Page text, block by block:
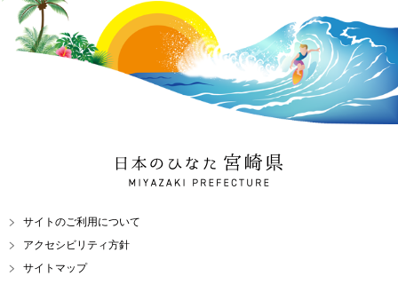
日本のひなた 宮崎県
MIYAZAKI PREFECTURE
サイトのご利用について
アクセシビリティ方針
サイトマップ